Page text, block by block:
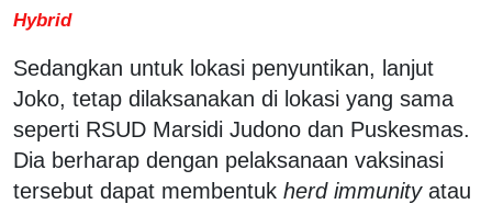
Hybrid
Sedangkan untuk lokasi penyuntikan, lanjut
Joko, tetap dilaksanakan di lokasi yang sama
seperti RSUD Marsidi Judono dan Puskesmas.
Dia berharap dengan pelaksanaan vaksinasi
tersebut dapat membentuk herd immunityatau